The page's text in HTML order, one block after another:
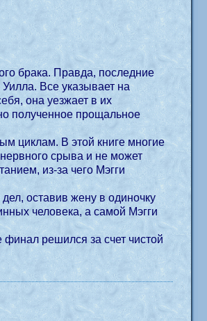
брака. Правда, последние
Все указывает на
она уезжает в их
полученное прощальное
циклам. В этой книге многие
срыва и не может
из-за чего Мэгги
оставив жену в одиночку
человека, а самой Мэгги
финал решился за счет чистой